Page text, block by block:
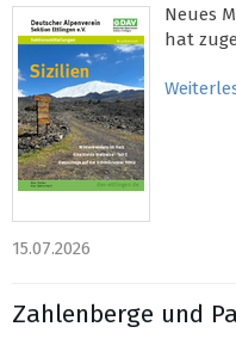
Neues
hat
15.07.2026
Zahlenberge und